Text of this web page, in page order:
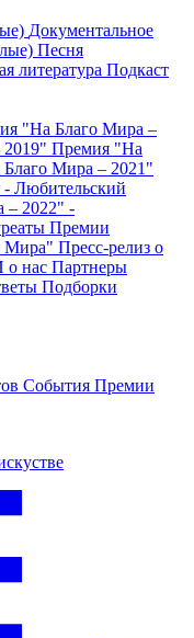
Документальное
Песня
литература Подкаст
"На Благо Мира –
Премия "На
Мира – 2021"
Любительский
– 2022" -
Премии
Мира" Пресс-релиз о
нас Партнеры
Подборки
События Премии